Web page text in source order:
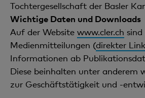
Tochtergesellschaft der Basler
Wichtige Daten und Downloads
Auf der Website www.cler.ch sind
Medienmitteilungen (direkter Link
Informationen ab
Diese beinhalten unter anderem
zur Geschäftstätigkeit und -